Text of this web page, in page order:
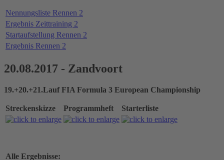
Nennungsliste Rennen 2
Ergebnis Zeittraining 2
Startaufstellung Rennen 2
Ergebnis Rennen 2
20.08.2017 - Zandvoort
19.+20.+21.Lauf FIA Formula 3 European Championship
Streckenskizze Programmheft Starterliste
Alle Ergebnisse: